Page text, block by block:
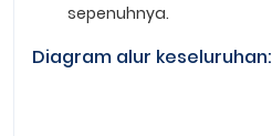
sepenuhnya.
Diagram alur keseluruhan: